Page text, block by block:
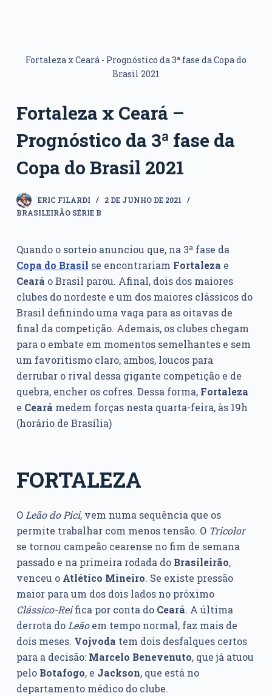
Fortaleza x Ceará - Prognóstico da 3ª fase da Copa do
Brasil 2021
Fortaleza x Ceará –
Prognóstico da 3ª fase da
Copa do Brasil 2021
ERIC FILARDI
2 DE JUNHO DE 2021
BRASILEIRÃO SÉRIE B
Quando o sorteio anunciou que, na 3ª fase da
Copa do Brasil se encontrariam Fortaleza e
Ceará o Brasil parou. Afinal, dois dos maiores
clubes do nordeste e um dos maiores clássicos do
Brasil definindo uma vaga para as oitavas de
final da competição. Ademais, os clubes chegam
para o embate em momentos semelhantes e sem
um favoritismo claro, ambos, loucos para
derrubar o rival dessa gigante competição e de
quebra, encher os cofres. Dessa forma, Fortaleza
e Ceará medem forças nesta quarta-feira, às 19h
(horário de Brasília)
FORTALEZA
OLeão do Pici, vem numa sequência que os
permite trabalhar com menos tensão. O Tricolor
se tornou campeão cearense no fim de semana
passado e na primeira rodada do Brasileirão,
venceu o Atlético Mineiro. Se existe pressão
maior para um dos dois lados no próximo
Clássico-Reifica por conta do Ceará. A última
derrota doLeãoem tempo normal, faz mais de
dois meses. Vojvoda tem dois desfalques certos
para a decisão: Marcelo Benevenuto, que já atuou
pelo Botafogo, e Jackson, que está no
departamento médico do clube.